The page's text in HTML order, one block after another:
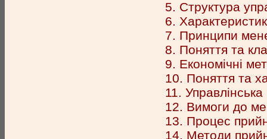
5. Структура
6.
7. Принципи
8. Поняття та
9. Економічні
10. Поняття та
11.
12. Вимоги до
13. Процес
14. Методи